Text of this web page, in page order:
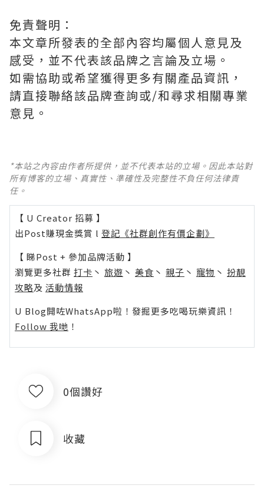
免責聲明：
本文章所發表的全部內容均屬個人意見及
感受，並不代表該品牌之言論及立場。
如需協助或希望獲得更多有關產品資訊，
請直接聯絡該品牌查詢或/和尋求相關專業
意見。
*本站之內容由作者所提供，並不代表本站的立場。因此本站對
所有博客的立場、真實性、準確性及完整性不負任何法律責
任。
【 U Creator 招募 】
出Post賺現金獎賞 l 登記《社群創作有價企劃》
【 睇Post + 參加品牌活動 】
瀏覽更多社群 打卡 丶 旅遊 丶 美食 丶 親子 丶 寵物 丶 扮靚
攻略及 活動情報
U Blog開咗WhatsApp啦！發掘更多吃喝玩樂資訊！
Follow 我哋 ！
0個讚好
收藏